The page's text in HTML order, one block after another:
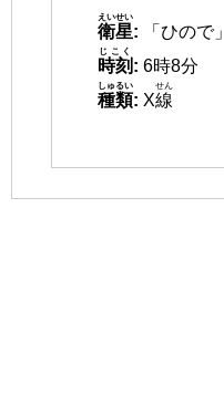
衛星
えいせい
:
「ひので」
時刻
じこく
: 6時8分
種類
しゅるい
: X線
せん